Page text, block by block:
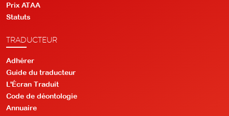
Prix ATAA
Statuts
TRADUCTEUR
Adhérer
Guide du traducteur
L'Écran Traduit
Code de déontologie
Annuaire